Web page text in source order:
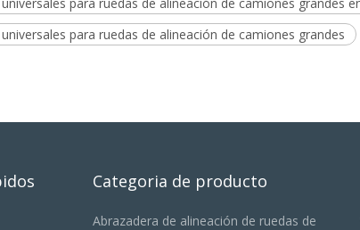
para ruedas de alineación de camiones grandes
Categoria de producto
Abrazadera de alineación de ruedas de